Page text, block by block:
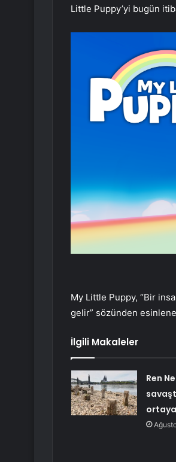
Little Puppy’yi bugün
My Little Puppy, “Bir
gelir” sözünden
İlgili Makaleler
Ren
ortaya